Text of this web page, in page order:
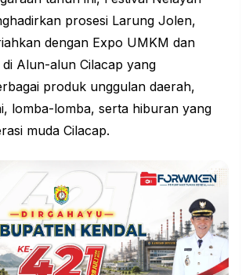
prosesi Larung Jolen,
dengan Expo UMKM dan
di Alun-alun Cilacap yang
produk unggulan daerah,
lomba-lomba, serta hiburan yang
muda Cilacap.